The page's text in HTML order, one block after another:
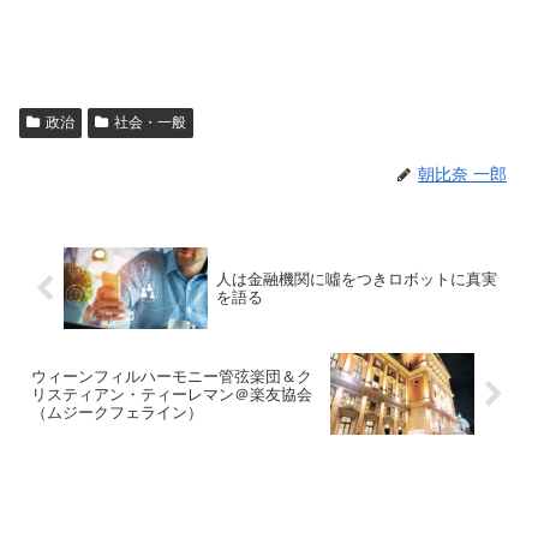
政治 社会・一般
朝比奈 一郎
人は金融機関に噓をつきロボットに真実
を語る
ウィーンフィルハーモニー管弦楽団＆ク
リスティアン・ティーレマン＠楽友協会
（ムジークフェライン）